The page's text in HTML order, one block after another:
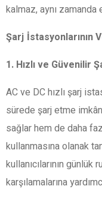
kalmaz, aynı
Şarj İstasyonlarının
1. Hızlı ve Güvenilir
AC ve DC hızlı şarj
sürede şarj etme
sağlar hem de daha
kullanmasına olanak
kullanıcılarının
karşılamalarına